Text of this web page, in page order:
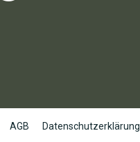
AGB Datenschutzerklärung